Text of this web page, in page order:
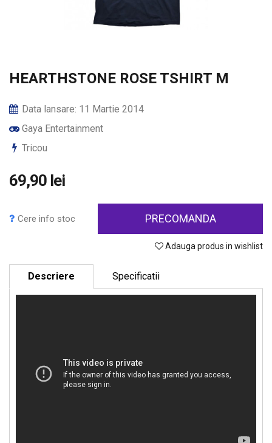
HEARTHSTONE ROSE TSHIRT M
Data lansare: 11 Martie 2014
Gaya Entertainment
Tricou
69,90 lei
Cere info stoc PRECOMANDA
Adauga produs in wishlist
Descriere Specificatii